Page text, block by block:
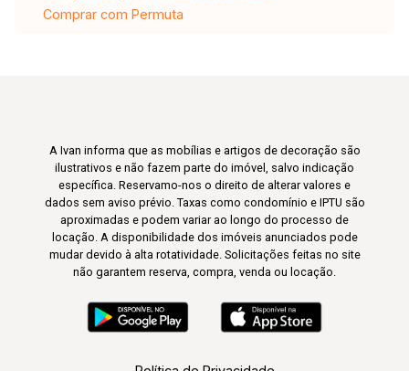
Comprar com Permuta
A Ivan informa que as mobílias e artigos de decoração são
ilustrativos e não fazem parte do imóvel, salvo indicação
específica. Reservamo-nos o direito de alterar valores e
dados sem aviso prévio. Taxas como condomínio e IPTU são
aproximadas e podem variar ao longo do processo de
locação. A disponibilidade dos imóveis anunciados pode
mudar devido à alta rotatividade. Solicitações feitas no site
não garantem reserva, compra, venda ou locação.